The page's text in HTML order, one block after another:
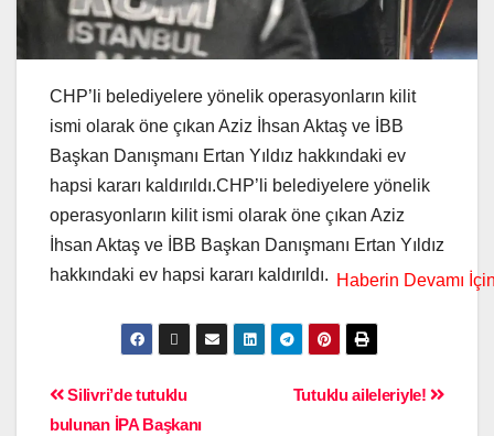
CHP’li belediyelere yönelik operasyonların kilit
ismi olarak öne çıkan Aziz İhsan Aktaş ve İBB
Başkan Danışmanı Ertan Yıldız hakkındaki ev
hapsi kararı kaldırıldı.CHP’li belediyelere yönelik
operasyonların kilit ismi olarak öne çıkan Aziz
İhsan Aktaş ve İBB Başkan Danışmanı Ertan Yıldız
hakkındaki ev hapsi kararı kaldırıldı.
Tutuklu aileleriyle!
Silivri’de tutuklu
bulunan İPA Başkanı